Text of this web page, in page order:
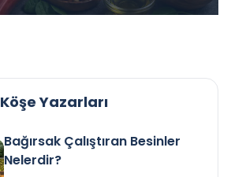
Köşe Yazarları
Bağırsak Çalıştıran Besinler
Nelerdir?